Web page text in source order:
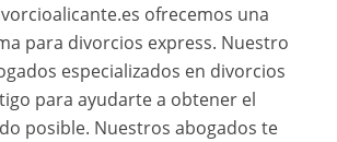
ofrecemos una
para divorcios express. Nuestro
especializados en divorcios
para ayudarte a obtener el
posible. Nuestros abogados te